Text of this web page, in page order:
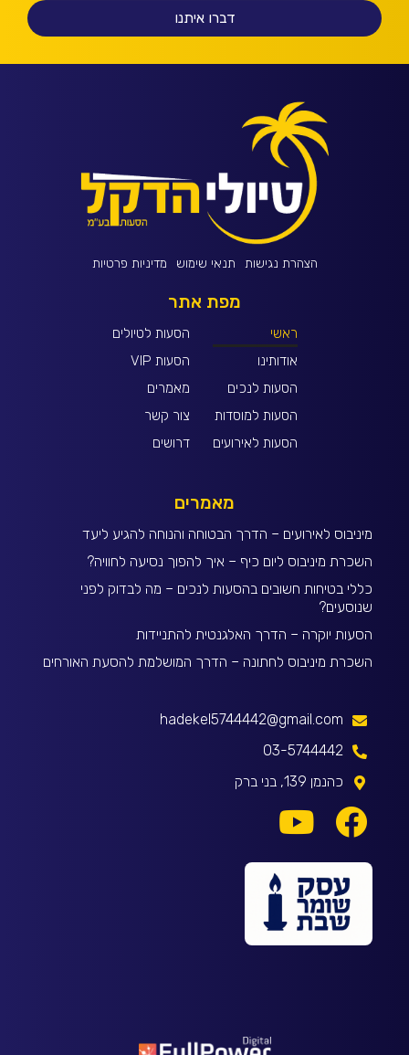
דברו איתנו
הצהרת נגישות תנאי שימוש מדיניות פרטיות
מפת אתר
ראשי
אודותינו
הסעות לנכים
הסעות למוסדות
הסעות לאירועים
הסעות לטיולים
הסעות VIP
מאמרים
צור קשר
דרושים
מאמרים
מיניבוס לאירועים – הדרך הבטוחה והנוחה להגיע ליעד
השכרת מיניבוס ליום כיף – איך להפוך נסיעה לחוויה?
כללי בטיחות חשובים בהסעות לנכים – מה לבדוק לפני
שנוסעים?
הסעות יוקרה – הדרך האלגנטית להתניידות
השכרת מיניבוס לחתונה – הדרך המושלמת להסעת האורחים
hadekel5744442@gmail.com
03-5744442
כהנמן 139, בני ברק